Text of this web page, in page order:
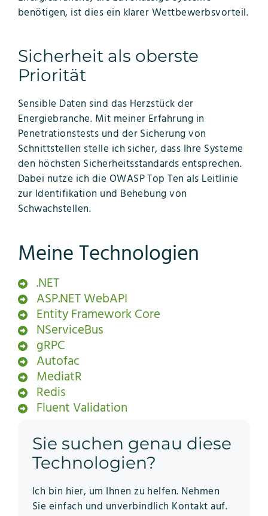
benötigen, ist dies ein klarer Wettbewerbsvorteil.
Sicherheit als oberste
Priorität
Sensible Daten sind das Herzstück der
Energiebranche. Mit meiner Erfahrung in
Penetrationstests und der Sicherung von
Schnittstellen stelle ich sicher, dass Ihre Systeme
den höchsten Sicherheitsstandards entsprechen.
Dabei nutze ich die OWASP Top Ten als Leitlinie
zur Identifikation und Behebung von
Schwachstellen.
Meine Technologien
.NET
ASP.NET WebAPI
Entity Framework Core
NServiceBus
gRPC
Autofac
MediatR
Redis
Fluent Validation
Sie suchen genau diese
Technologien?
Ich bin hier, um Ihnen zu helfen. Nehmen
Sie einfach und unverbindlich Kontakt auf.